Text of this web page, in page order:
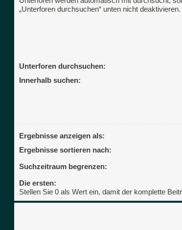
„Unterforen durchsuchen“ unten nicht deaktivieren.
Unterforen durchsuchen:
Innerhalb suchen:
Ergebnisse anzeigen als:
Ergebnisse sortieren nach:
Suchzeitraum begrenzen:
Die ersten:
Stellen Sie 0 als Wert ein, damit der komplette